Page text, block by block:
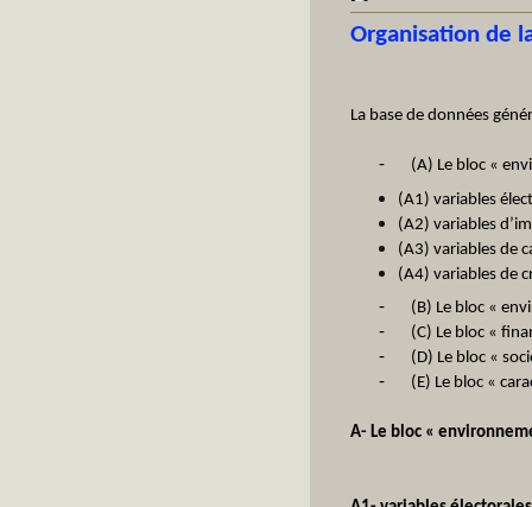
Organisation de
La base de données
-
(A) Le bloc «
(A1) variables
(A2) variables
(A3) variables de
(A4) variables de
- (B) Le bloc «
- (C) Le bloc «
- (D) Le bloc «
- (E) Le bloc «
A- Le bloc «